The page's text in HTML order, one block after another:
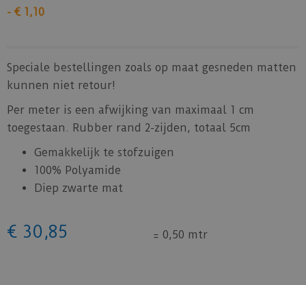
- € 1,10
Speciale bestellingen zoals op maat gesneden matten
kunnen niet retour!
Per meter is een afwijking van maximaal 1 cm
toegestaan. Rubber rand 2-zijden, totaal 5cm
Gemakkelijk te stofzuigen
100% Polyamide
Diep zwarte mat
€ 30 ,85 = 0,50 mtr